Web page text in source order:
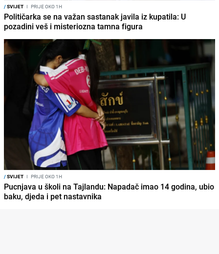
/SVIJET I PRIJE OKO 1H
Političarka se na važan sastanak javila iz kupatila: U
pozadini veš i misteriozna tamna figura
/SVIJET I PRIJE OKO 1H
Pucnjava u školi na Tajlandu: Napadač imao 14 godina, ubio
baku, djeda i pet nastavnika